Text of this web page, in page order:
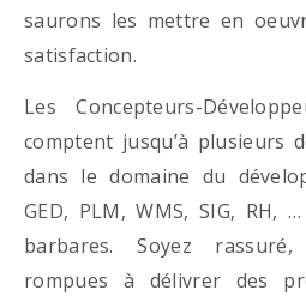
saurons les mettre en
satisfaction.
Les Concepteurs-
comptent jusqu’à plusieurs
dans le domaine du
GED, PLM, WMS, SIG, RH,
barbares. Soyez
rompues à délivrer des